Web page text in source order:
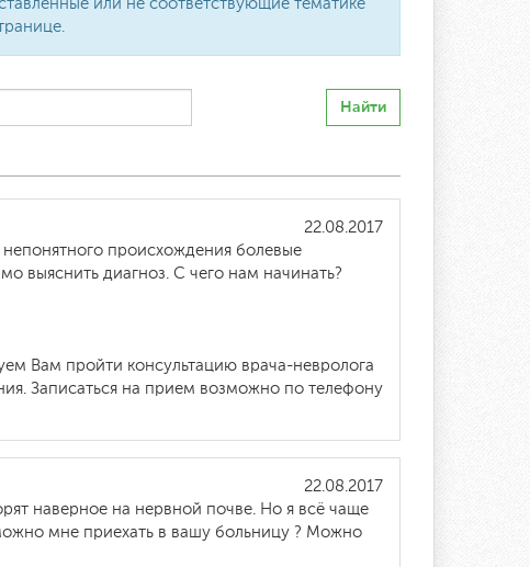
или не соответствующие тематике
Найти
22.08.2017
непонятного происхождения болевые
выяснить диагноз. С чего нам начинать?
Вам пройти консультацию врача-невролога
Записаться на прием возможно по телефону
22.08.2017
наверное на нервной почве. Но я всё чаще
мне приехать в вашу больницу ? Можно